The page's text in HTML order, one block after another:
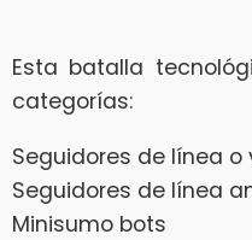
Esta batalla
categorías:
Seguidores de línea o
Seguidores de línea
Minisumo bots